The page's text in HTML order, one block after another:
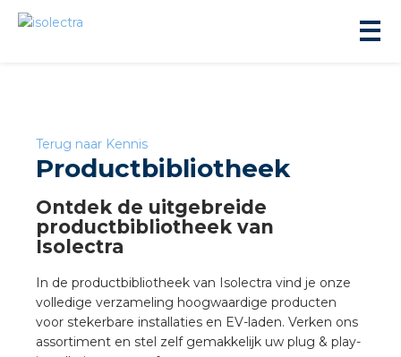
Terug naar Kennis
Productbibliotheek
Ontdek de uitgebreide
productbibliotheek van
Isolectra
In de productbibliotheek van Isolectra vind je onze
volledige verzameling hoogwaardige producten
voor stekerbare installaties en EV-laden. Verken ons
assortiment en stel zelf gemakkelijk uw plug & play-